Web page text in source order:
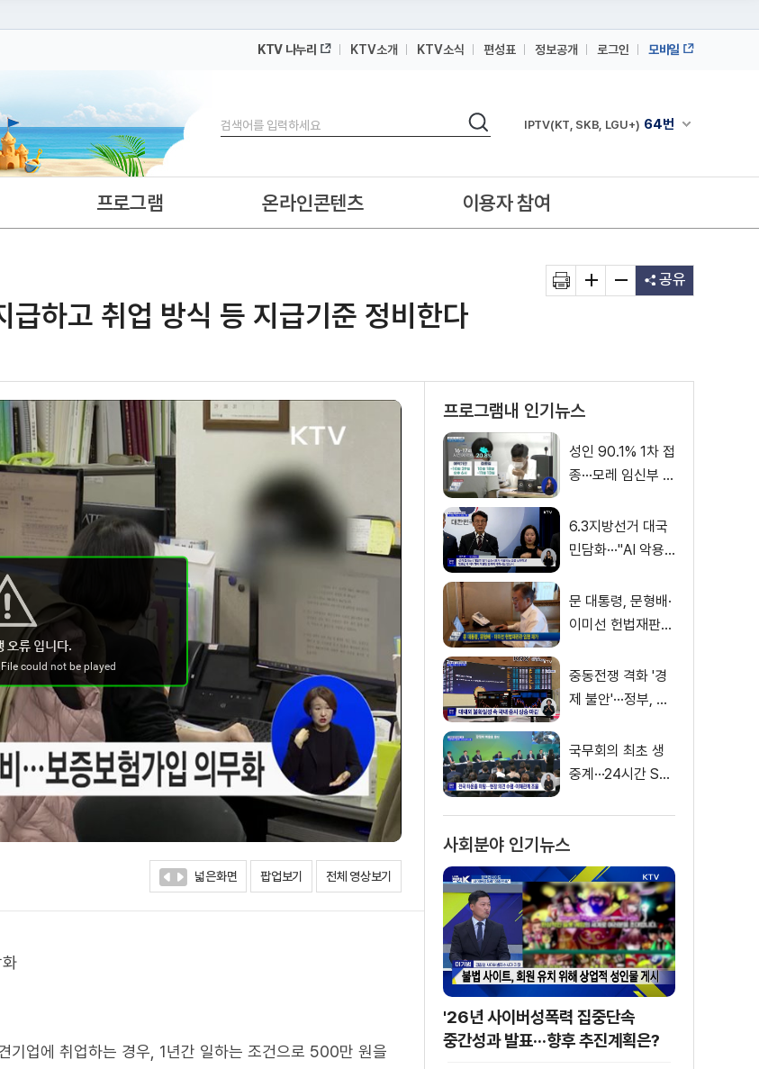
메인 주소를 확인해 보세요
KTV 나누리 KTV소개 KTV소식 편성표 정보공개 로그인 모바일
검색
검색 채널안내 펼쳐
IPTV(KT, SKB, LGU+) 64번
IPTV(KT, SKB, LGU+)
프로그램 온라인콘텐츠 이용자 참여
하고 취업 방식 등 지급기준 정비한다
공유
넓은화면 팝업보기 전체 영상보기
기업에 취업하는 경우, 1년간 일하는 조건으로 500만 원을
프로그램내 인기뉴스
성인 90.1% 1차 접
종···모레 임신부 사
6.3지방선거 대국
민담화···"AI 악용
문 대통령, 문형배·
이미선 헌법재판관
중동전쟁 격화 '경
제 불안'···정부, 금
소화
국무회의 최초 생
중계···24시간 SN
사회분야 인기뉴스
'26년 사이버성폭력 집중단속
중간성과 발표···향후 추진계획은?